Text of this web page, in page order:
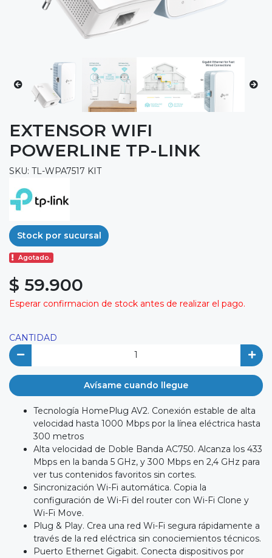
EXTENSOR WIFI
POWERLINE TP-LINK
SKU: TL-WPA7517 KIT
Stock por sucursal
Agotado.
$ 59.900
Esperar confirmacion de stock antes de realizar el pago.
CANTIDAD
Avísame cuando llegue
Tecnología HomePlug AV2. Conexión estable de alta
velocidad hasta 1000 Mbps por la línea eléctrica hasta
300 metros
Alta velocidad de Doble Banda AC750. Alcanza los 433
Mbps en la banda 5 GHz, y 300 Mbps en 2,4 GHz para
ver tus contenidos favoritos sin cortes.
Sincronización Wi-Fi automática. Copia la
configuración de Wi-Fi del router con Wi-Fi Clone y
Wi-Fi Move.
Plug & Play. Crea una red Wi-Fi segura rápidamente a
través de la red eléctrica sin conociemientos técnicos.
Puerto Ethernet Gigabit. Conecta dispositivos por